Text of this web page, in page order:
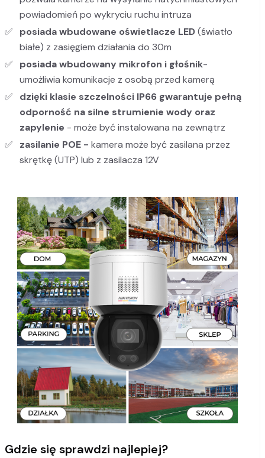
powiadomień po wykryciu ruchu intruza
posiada wbudowane oświetlacze LED(światło
białe) z zasięgiem działania do 30m
posiada wbudowany mikrofon i głośnik-
umożliwia komunikacje z osobą przed kamerą
dzięki klasie szczelności IP66 gwarantuje pełną
odporność na silne strumienie wody oraz
zapylenie - może być instalowana na zewnątrz
zasilanie POE - kamera może być zasilana przez
skrętkę (UTP) lub z zasilacza 12V
Gdzie się sprawdzi najlepiej?